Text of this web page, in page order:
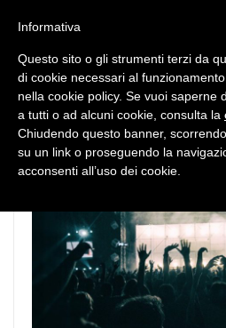
Informativa
Questo sito o gli strumenti terzi da
di cookie necessari al
nella cookie policy. Se vuoi saperne
a tutti o ad alcuni cookie, consulta la
Chiudendo questo banner,
su un link o proseguendo la
acconsenti all’uso dei cookie.